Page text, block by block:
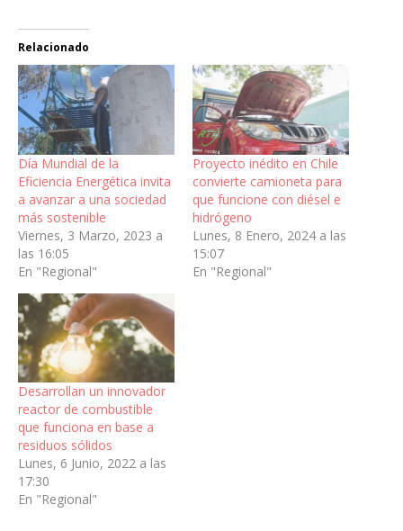
Relacionado
Día Mundial de la
Eficiencia Energética invita
a avanzar a una sociedad
más sostenible
Viernes, 3 Marzo, 2023 a
las 16:05
En "Regional"
Proyecto inédito en Chile
convierte camioneta para
que funcione con diésel e
hidrógeno
Lunes, 8 Enero, 2024 a las
15:07
En "Regional"
Desarrollan un innovador
reactor de combustible
que funciona en base a
residuos sólidos
Lunes, 6 Junio, 2022 a las
17:30
En "Regional"